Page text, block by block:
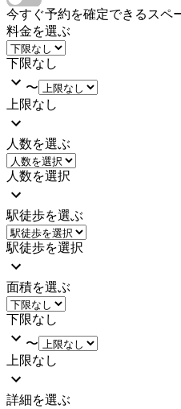
今すぐ予約を確定できるスペ
料金を選ぶ
下限なし
〜
上限なし
人数を選ぶ
人数を選択
駅徒歩を選ぶ
駅徒歩を選択
面積を選ぶ
下限なし
〜
上限なし
詳細を選ぶ